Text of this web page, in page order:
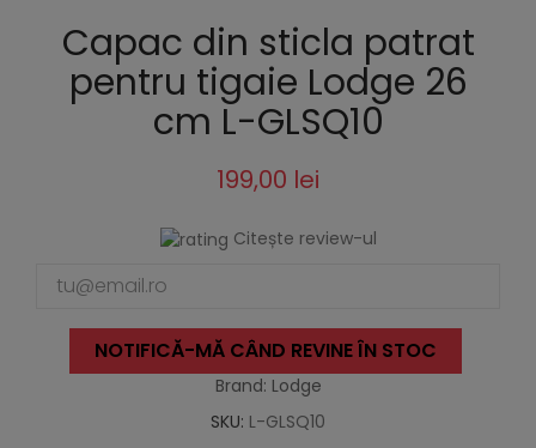
Capac din sticla patrat
pentru tigaie Lodge 26
cm L-GLSQ10
199,00 lei
Citește review-ul
NOTIFICĂ-MĂ CÂND REVINE ÎN STOC
Brand: Lodge
SKU: L-GLSQ10